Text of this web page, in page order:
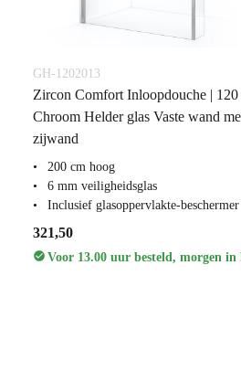
GH-1202013
Zircon Comfort Inloopdouche | 120
Chroom Helder glas Vaste wand
zijwand
200 cm hoog
6 mm veiligheidsglas
Inclusief glasoppervlakte-beschermer
321,50
Voor 13.00 uur besteld, morgen in